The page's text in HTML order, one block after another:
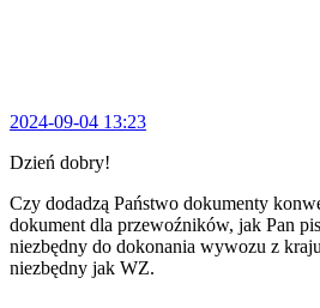
2024-09-04 13:23
Dzień dobry!
Czy dodadzą Państwo dokumenty
dokument dla przewoźników, jak Pan
niezbędny do dokonania wywozu z
niezbędny jak WZ.